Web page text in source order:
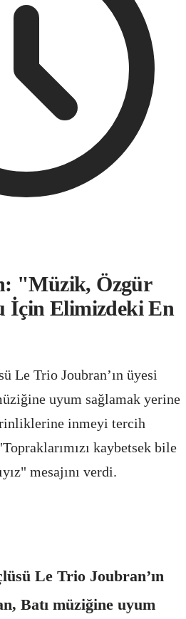
"Müzik, Özgür
İçin Elimizdeki En
Le Trio Joubran’ın üyesi
uyum sağlamak yerine
inmeyi tercih
kaybetsek bile
mesajını verdi.
Le Trio Joubran’ın
Batı müziğine uyum